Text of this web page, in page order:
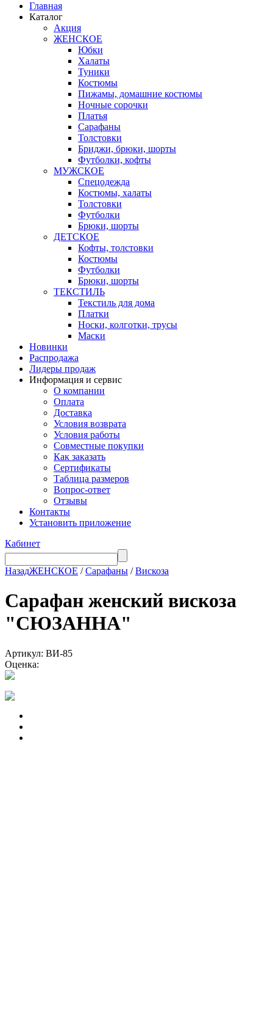
Главная
Каталог
Акция
ЖЕНСКОЕ
Юбки
Халаты
Туники
Костюмы
Пижамы, домашние костюмы
Ночные сорочки
Платья
Сарафаны
Толстовки
Бриджи, брюки, шорты
Футболки, кофты
МУЖСКОЕ
Спецодежда
Костюмы, халаты
Толстовки
Футболки
Брюки, шорты
ДЕТСКОЕ
Кофты, толстовки
Костюмы
Футболки
Брюки, шорты
ТЕКСТИЛЬ
Текстиль для дома
Платки
Носки, колготки, трусы
Маски
Новинки
Распродажа
Лидеры продаж
Информация и сервис
О компании
Оплата
Доставка
Условия возврата
Условия работы
Совместные покупки
Как заказать
Сертификаты
Таблица размеров
Вопрос-ответ
Отзывы
Контакты
Установить приложение
Кабинет
НазадЖЕНСКОЕ /Сарафаны /Вискоза
Сарафан женский вискоза
"СЮЗАННА"
Артикул: ВИ-85
Оценка: